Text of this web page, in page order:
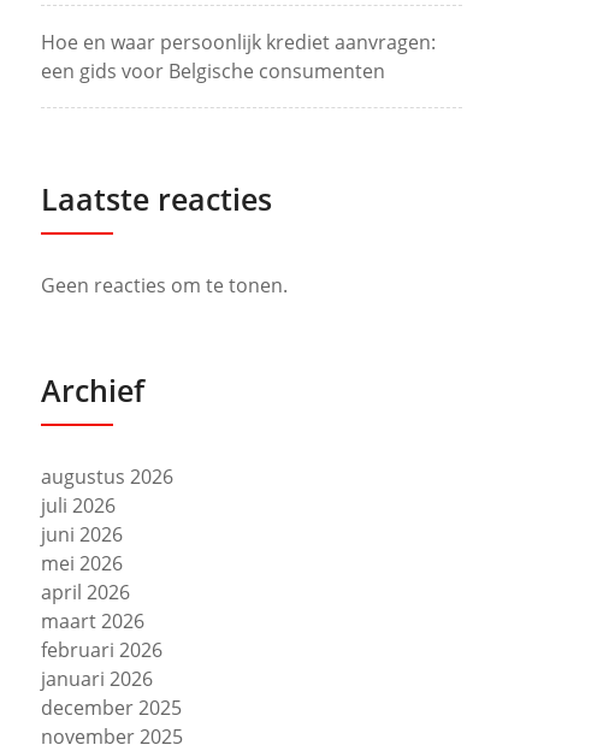
Hoe en waar persoonlijk krediet aanvragen:
een gids voor Belgische consumenten
Laatste reacties
Geen reacties om te tonen.
Archief
augustus 2026
juli 2026
juni 2026
mei 2026
april 2026
maart 2026
februari 2026
januari 2026
december 2025
november 2025